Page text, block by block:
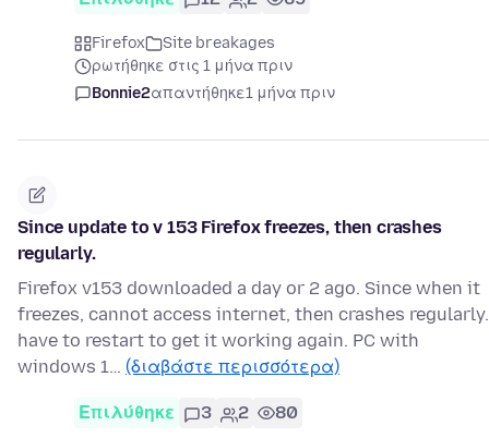
Firefox
Site breakages
ρωτήθηκε στις 1 μήνα πριν
Bonnie2απαντήθηκε1 μήνα πριν
Since update to v 153 Firefox freezes, then crashes
regularly.
Firefox v153 downloaded a day or 2 ago. Since when it
freezes, cannot access internet, then crashes regularly.
have to restart to get it working again. PC with
windows 1… (διαβάστε περισσότερα)
Επιλύθηκε 3 2 80